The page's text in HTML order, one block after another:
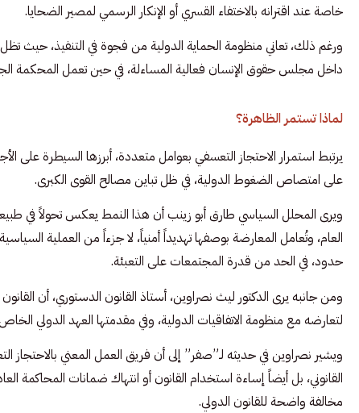
خاصة عند اقترانه بالاختفاء القسري أو الإنكار الرسمي لمصير الضحايا.
ورغم ذلك، تعاني منظومة الحماية الدولية من فجوة في التنفيذ، حيث تظل
داخل مجلس حقوق الإنسان فعالية المساءلة، في حين تعمل المحكمة
لماذا تستمر الظاهرة؟
يرتبط استمرار الاحتجاز التعسفي بعوامل متعددة، أبرزها السيطرة على
على امتصاص الضغوط الدولية، في ظل تباين مصالح القوى الكبرى.
ويرى المحلل السياسي طارق أبو زينب أن هذا النمط يعكس تحولاً في
العام، وتُعامل المعارضة بوصفها تهديداً أمنياً، لا جزءاً من العملية
حدود، في الحد من قدرة المجتمعات على التعبئة.
ومن جانبه يرى الدكتور ليث نصراوين، أستاذ القانون الدستوري، أن
لتعارضه مع منظومة الاتفاقيات الدولية، وفي مقدمتها العهد الدولي
ويشير نصراوين في حديثه لـ”صفر” إلى أن فريق العمل المعني
القانوني، بل أيضاً إساءة استخدام القانون أو انتهاك ضمانات المحاكمة
مخالفة واضحة للقانون الدولي.